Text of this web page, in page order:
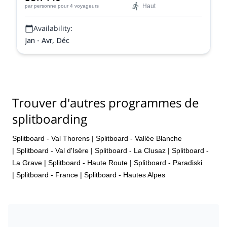
par personne pour 4 voyageurs
Haut
Availability:
Jan - Avr, Déc
Trouver d'autres programmes de
splitboarding
Splitboard - Val Thorens | Splitboard - Vallée Blanche
| Splitboard - Val d'Isère | Splitboard - La Clusaz | Splitboard -
La Grave | Splitboard - Haute Route | Splitboard - Paradiski
| Splitboard - France | Splitboard - Hautes Alpes